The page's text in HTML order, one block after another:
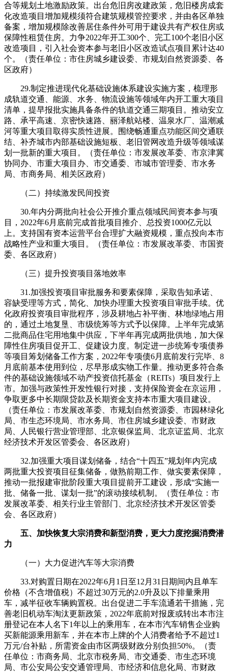
合等规划土地激励政策。出台危旧房改建政策，危旧楼房成套
化改造项目增加规模须符合建筑规模管控要求，并由各区单独
备案，增加规模除改善居住条件外可用于建设共有产权住房或
保障性租赁住房。力争2022年开工300个、完工100个老旧小区
改造项目，引入社会资本参与老旧小区改造试点项目累计达40
个。（责任单位：市住房城乡建设委、市规划自然资源委、各
区政府）
29.制定推进现代化基础设施体系建设实施方案，梳理形
成轨道交通、能源、水务、物流设施等领域年内开工重大项目
清单，提早报批实施具备条件的轨道交通三期项目。推动安立
路、承平高速、京密快速路、丽泽航站楼、温泉水厂、温潮减
河等重大项目取得实质性进展。围绕畅通重点功能区间交通联
结、补齐城市内部基础设施短板、老旧管网改造升级等领域谋
划一批新的重大项目。（责任单位：市发展改革委、市京津冀
协同办、市重大项目办、市交通委、市城市管理委、市水务
局、市商务局、相关区政府）
（二）持续激发民间投资
30.年内分两批向社会公开推介重点领域民间资本参与项
目，2022年6月底前完成首批项目推介、总投资1000亿元以
上。支持国有资本运营平台合理扩大融资规模，重点投向本市
战略性产业和重大项目。（责任单位：市发展改革委、市国资
委、各区政府）
（三）提升投资项目落地效率
31.加强投资项目审批服务和要素保障，采取告知承诺、
容缺受理等方式，简化、加快办理重大投资项目审批手续。优
化政府投资项目审批程序，涉及耕地占补平衡、林地绿地占用
的，通过土地复垦、市级统筹等方式予以保障。上半年完成第
二批商品住宅用地集中供应，下半年再完成两批供地，加大保
障性住房项目促开工、促建设力度。制定进一步统筹专项债券
等项目筹划储备工作方案，2022年专项债6月底前发行完毕、8
月底前基本使用到位，尽早形成实物工作量。推动更多符合条
件的基础设施领域不动产投资信托基金（REITs）项目发行上
市。加强与政策性开发性银行对接，支持保险资金在京运用，
争取更多中长期限贷款及长期资金支持本市重大项目建设。
（责任单位：市发展改革委、市规划自然资源委、市园林绿化
局、市生态环境局、市水务局、市住房城乡建设委、市财政
局、人民银行营业管理部、北京银保监局、北京证监局、北京
经济技术开发区管委会、各区政府）
32.加强重大项目谋划储备，结合“十四五”规划年内完成
两批重大投资项目征集储备，做熟前期工作、做实要素保障，
推动一批报建审批阶段重大项目提前开工建设，形成“实施一
批、储备一批、谋划一批”的滚动接续机制。（责任单位：市
发展改革委、相关行业主管部门、北京经济技术开发区管委
会、各区政府）
五、加快恢复大宗消费和新型消费，更大力度挖掘消费潜
力
（一）大力促进汽车等大宗消费
33.对购置日期在2022年6月1日至12月31日期间内且单车
价格（不含增值税）不超过30万元的2.0升及以下排量乘用
车，减半征收车辆购置税。出台促进二手车流通若干措施，完
善老旧机动车淘汰更新政策，2022年底前对报废或转出本市注
册登记在本人名下1年以上的乘用车，在本市汽车销售企业购
买新能源乘用新车，并在本市上牌的个人消费者给予不超过1
万元/台补贴，所需资金由市区两级财政分别负担50%。（责
任单位：市商务局、北京市税务局、市交通委、市生态环境
局、市公安局公安交通管理局、市经济和信息化局、市财政